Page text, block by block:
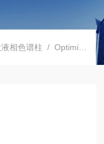
相色谱柱 /Optimix 系列色谱柱